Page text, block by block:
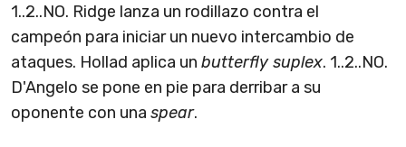
1..2..NO. Ridge lanza un rodillazo contra el
campeón para iniciar un nuevo intercambio de
ataques. Hollad aplica un butterfly suplex. 1..2..NO.
D'Angelo se pone en pie para derribar a su
oponente con una spear.